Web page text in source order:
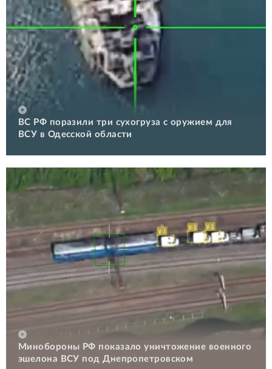
ВС РФ поразили три сухогруза с оружием для
ВСУ в Одесской области
Минобороны РФ показало уничтожение военного
эшелона ВСУ под Днепропетровском